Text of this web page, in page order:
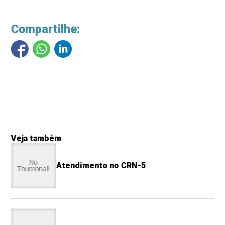
Compartilhe:
Veja também
Atendimento no CRN-5